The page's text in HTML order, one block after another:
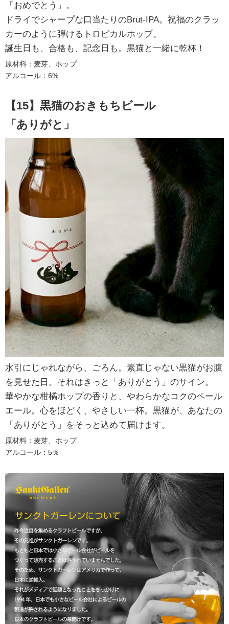
「おめでとう」。
ドライでシャープな口当たりのBrut-IPA。祝福のクラッ
カーのように弾けるトロピカルホップ。
誕生日も、合格も、記念日も。黒猫と一緒に乾杯！
原材料：麦芽、ホップ
アルコール：6%
【15】黒猫のおきもちビール
「ありがと」
水引にじゃれながら、ごろん。素直じゃない黒猫がお腹
を見せた日。それはきっと「ありがとう」のサイン。
華やかな柑橘ホップの香りと、やわらかなコクのペール
エール。心をほどく、やさしい一杯。黒猫が、あなたの
「ありがとう」をそっと込めて届けます。
原材料：麦芽、ホップ
アルコール：5％